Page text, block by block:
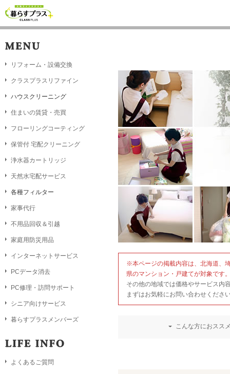
※本ページの掲載内容は、北海道、
県のマンション・戸建てが対象です
その他の地域では価格やサービス内
まずはお気軽にお問い合わせくださ
こんな方におスス
リフォーム・設備交換
クラスプラスリファイン
ハウスクリーニング
住まいの賃貸・売買
フローリングコーティング
保管付 宅配クリーニング
浄水器カートリッジ
天然水宅配サービス
各種フィルター
家事代行
不用品回収＆引越
家庭用防災用品
インターネットサービス
PCデータ消去
PC修理・訪問サポート
シニア向けサービス
暮らすプラスメンバーズ
よくあるご質問